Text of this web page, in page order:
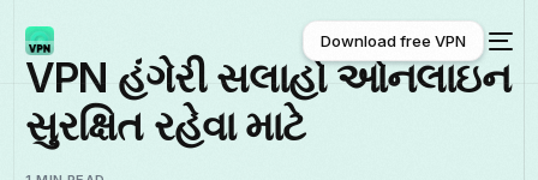
Download free VPN
Download free VPN
VPN હંગેરી સલાહો ઓનલાઇન
સુરક્ષિત રહેવા માટે